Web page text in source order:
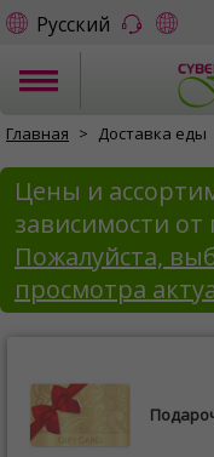
Русский
Главная Доставка еды
Цены и
зависимости от
Пожалуйста,
просмотра